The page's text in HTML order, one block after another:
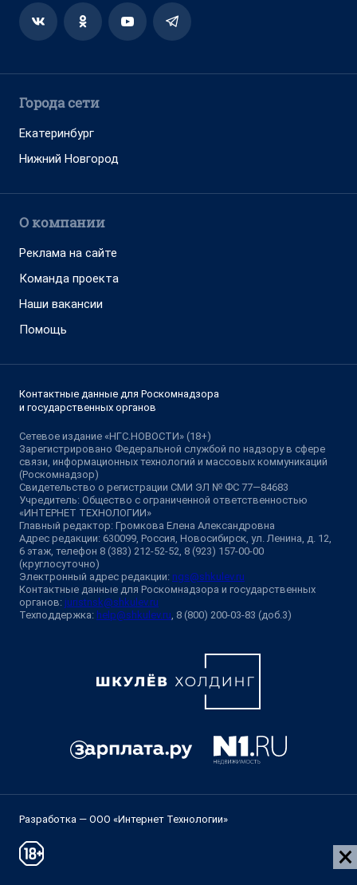
Города сети
Екатеринбург
Нижний Новгород
О компании
Реклама на сайте
Команда проекта
Наши вакансии
Помощь
Контактные данные для Роскомнадзора
и государственных органов
Сетевое издание «НГС.НОВОСТИ» (18+)
Зарегистрировано Федеральной службой по надзору в сфере
связи, информационных технологий и массовых коммуникаций
(Роскомнадзор)
Свидетельство о регистрации СМИ ЭЛ № ФС 77—84683
Учредитель: Общество с ограниченной ответственностью
«ИНТЕРНЕТ ТЕХНОЛОГИИ»
Главный редактор: Громкова Елена Александровна
Адрес редакции: 630099, Россия, Новосибирск, ул. Ленина, д. 12,
6 этаж, телефон 8 (383) 212-52-52, 8 (923) 157-00-00
(круглосуточно)
Электронный адрес редакции: ngs@shkulev.ru
Контактные данные для Роскомнадзора и государственных
органов: juristnsk@shkulev.ru
Техподдержка: help@shkulev.ru , 8 (800) 200-03-83 (доб.3)
Разработка — ООО «Интернет Технологии»